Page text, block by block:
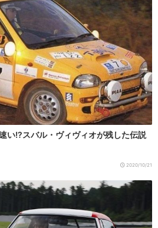
い!?スバル・ヴィヴィオが残した伝説
2020/10/21